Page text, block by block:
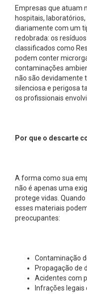
Empresas que atuam
hospitais,
diariamente com um
redobrada: os
classificados como
podem conter
contaminações
não são devidamente
silenciosa e perigosa
os profissionais
Por que o descarte
A forma como sua
não é apenas uma
protege vidas.
esses materiais
preocupantes:
Contaminação
Propagação de
Acidentes com
Infrações legais